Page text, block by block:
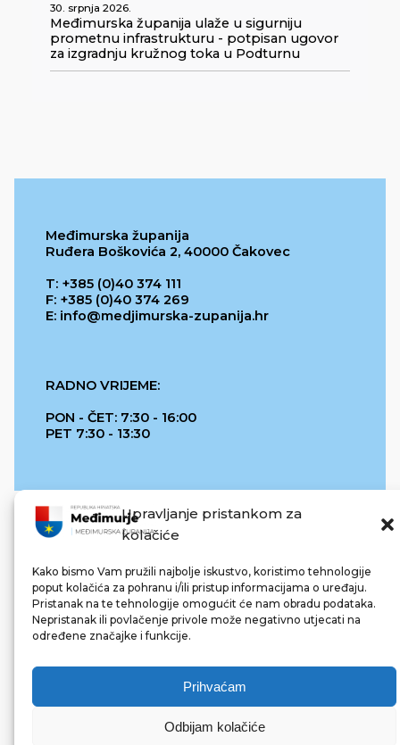
Upravljanje pristankom za
kolačiće
Kako bismo Vam pružili najbolje iskustvo, koristimo tehnologije
poput kolačića za pohranu i/ili pristup informacijama o uređaju.
Pristanak na te tehnologije omogućit će nam obradu podataka.
Nepristanak ili povlačenje privole može negativno utjecati na
određene značajke i funkcije.
Prihvaćam
Odbijam kolačiće
30. srpnja 2026.
Međimurska županija ulaže u sigurniju
prometnu infrastrukturu - potpisan ugovor
za izgradnju kružnog toka u Podturnu
Međimurska županija
Ruđera Boškovića 2, 40000 Čakovec
T: +385 (0)40 374 111
F: +385 (0)40 374 269
E: info@medjimurska-zupanija.hr
RADNO VRIJEME:
PON - ČET: 7:30 - 16:00
PET 7:30 - 13:30
REPUBLIKA HRVATSKA
© 2022 Međimurska županija. Sva prava pridržana.